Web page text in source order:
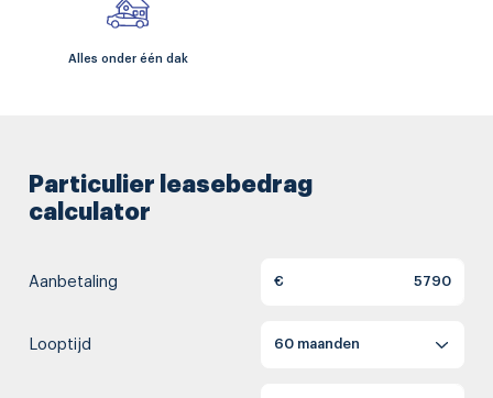
Alles onder één dak
Particulier leasebedrag
calculator
Aanbetaling €
Looptijd